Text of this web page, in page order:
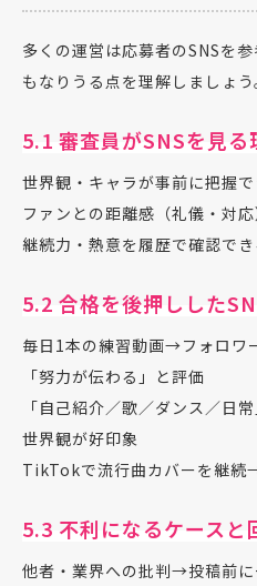
多くの運営は応募者のSNSを
もなりうる点を理解しましょう
5.1 審査員がSNSを見る
世界観・キャラが事前に把握で
ファンとの距離感（礼儀・対
継続力・熱意を履歴で確認でき
5.2 合格を後押しした
毎日1本の練習動画→フォロワ
「努力が伝わる」と評価
「自己紹介／歌／ダンス／日
世界観が好印象
TikTokで流行曲カバーを継続
5.3 不利になるケースと
他者・業界への批判→投稿前